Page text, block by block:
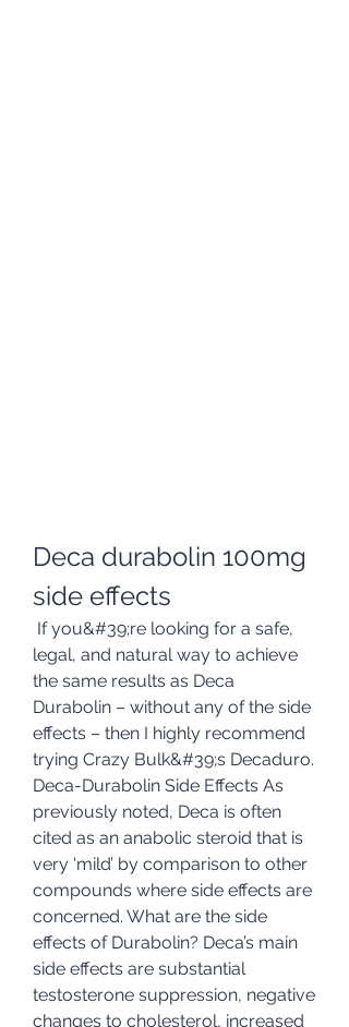
Deca durabolin 100mg
side effects
legal, and natural way to achieve
the same results as Deca
Durabolin – without any of the side
effects – then I highly recommend
trying Crazy Bulk&#39;s Decaduro.
Deca-Durabolin Side Effects As
previously noted, Deca is often
cited as an anabolic steroid that is
very ‘mild’ by comparison to other
compounds where side effects are
concerned. What are the side
effects of Durabolin? Deca’s main
side effects are substantial
testosterone suppression, negative
changes to cholesterol, increased